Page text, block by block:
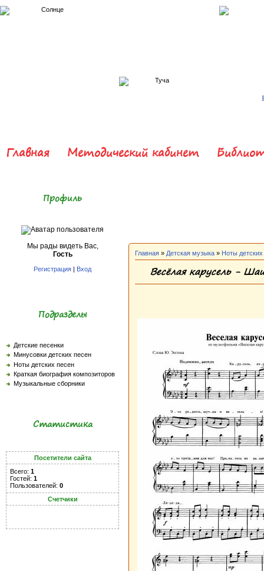
Главная Методический кабинет
Профиль
Мы рады видеть Вас,
Гость
Регистрация | Вход
Подразделы
Детские песенки
Минусовки детских песен
Ноты детских песен
Краткая биография композиторов
Музыкальные сборники
Статистика
Посетители сайта
Всего: 1
Гостей: 1
Пользователей: 0
Счетчики
Главная » Детская музыка » Ноты
Весёлая карусель -